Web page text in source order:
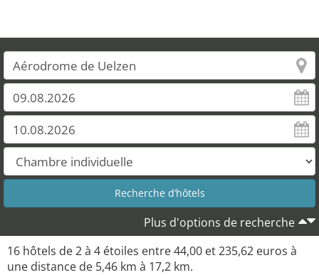
Plus d'options de recherche
16 hôtels de 2 à 4 étoiles entre 44,00 et 235,62 euros à
une distance de 5,46 km à 17,2 km.